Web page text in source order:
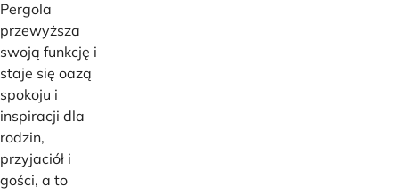
Pergola
przewyższa
swoją funkcję i
staje się oazą
spokoju i
inspiracji dla
rodzin,
przyjaciół i
gości, a to